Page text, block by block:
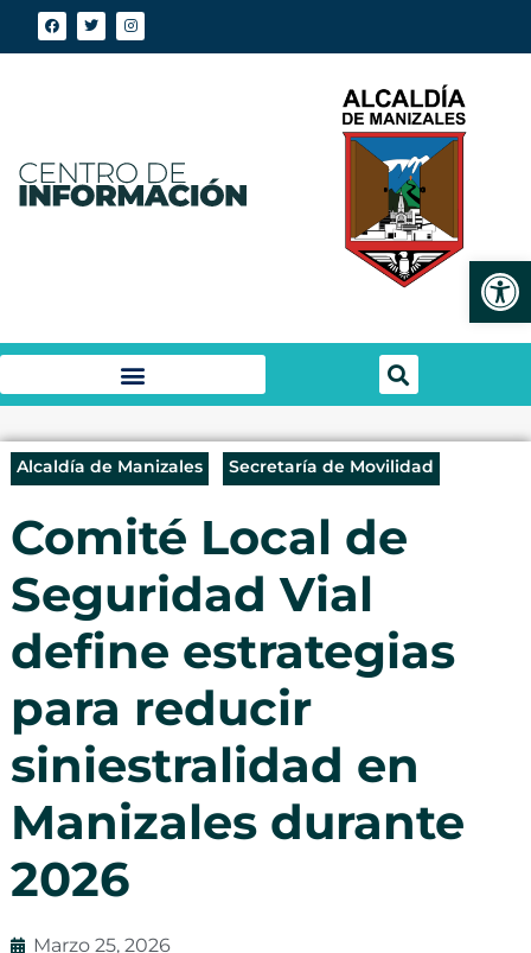
Alcaldía de Manizales Secretaría de Movilidad
Comité Local de
Seguridad Vial
define estrategias
para reducir
siniestralidad en
Manizales durante
2026
Marzo 25, 2026